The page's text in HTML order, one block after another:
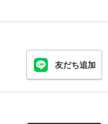
友だち追加